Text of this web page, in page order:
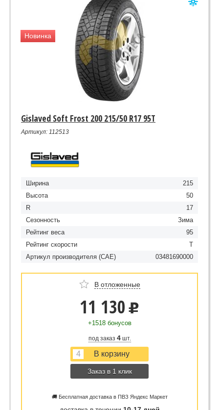
Новинка
Gislaved Soft Frost 200 215/50 R17 95T
Артикул: 112513
Ширина
215
Высота
50
R
17
Сезонность
Зима
Рейтинг веса
95
Рейтинг скорости
T
Артикул производителя (CAE)
03481690000
В отложенные
11 130 u
+1518 бонусов
под заказ 4шт.
Заказ в 1 клик
🚚 Бесплатная доставка в ПВЗ Яндекс Маркет